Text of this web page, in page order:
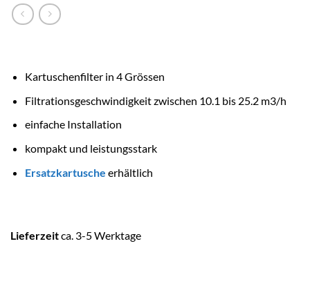
Kartuschenfilter in 4 Grössen
Filtrationsgeschwindigkeit zwischen 10.1 bis 25.2 m3/h
einfache Installation
kompakt und leistungsstark
Ersatzkartusche erhältlich
Lieferzeitca. 3-5 Werktage